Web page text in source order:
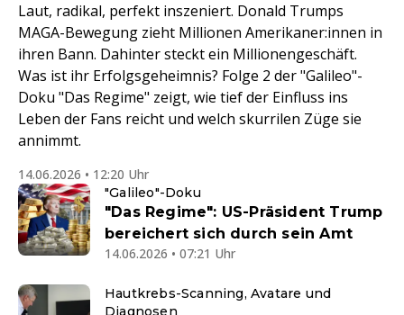
Laut, radikal, perfekt inszeniert. Donald Trumps
MAGA-Bewegung zieht Millionen Amerikaner:innen in
ihren Bann. Dahinter steckt ein Millionengeschäft.
Was ist ihr Erfolgsgeheimnis? Folge 2 der "Galileo"-
Doku "Das Regime" zeigt, wie tief der Einfluss ins
Leben der Fans reicht und welch skurrilen Züge sie
annimmt.
14.06.2026 • 12:20 Uhr
"Galileo"-Doku
"Das Regime": US-Präsident Trump
bereichert sich durch sein Amt
14.06.2026 • 07:21 Uhr
Hautkrebs-Scanning, Avatare und
Diagnosen